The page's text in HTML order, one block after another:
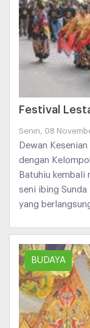
Festival
Senin, 08
Dewan
dengan
Batuhiu kembali
seni ibing
yang
BUDAYA